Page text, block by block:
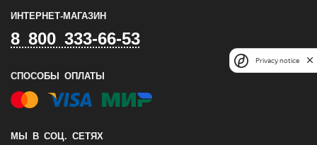
ИНТЕРНЕТ-МАГАЗИН
8 800 333-66-53
СПОСОБЫ ОПЛАТЫ
МЫ В СОЦ. СЕТЯХ
Privacy notice